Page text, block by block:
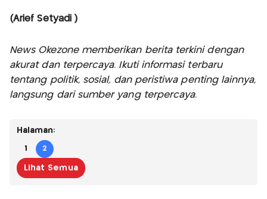
(Arief Setyadi )
News Okezone memberikan berita terkini dengan
akurat dan terpercaya. Ikuti informasi terbaru
tentang politik, sosial, dan peristiwa penting lainnya,
langsung dari sumber yang terpercaya.
Halaman:
1 2
Lihat Semua